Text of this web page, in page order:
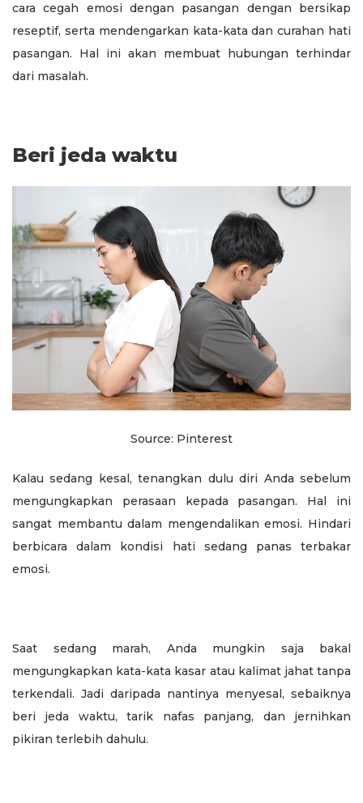
cara cegah emosi dengan pasangan dengan bersikap
reseptif, serta mendengarkan kata-kata dan curahan hati
pasangan. Hal ini akan membuat hubungan terhindar
dari masalah.
Beri jeda waktu
Source: Pinterest
Kalau sedang kesal, tenangkan dulu diri Anda sebelum
mengungkapkan perasaan kepada pasangan. Hal ini
sangat membantu dalam mengendalikan emosi. Hindari
berbicara dalam kondisi hati sedang panas terbakar
emosi.
Saat sedang marah, Anda mungkin saja bakal
mengungkapkan kata-kata kasar atau kalimat jahat tanpa
terkendali. Jadi daripada nantinya menyesal, sebaiknya
beri jeda waktu, tarik nafas panjang, dan jernihkan
pikiran terlebih dahulu.